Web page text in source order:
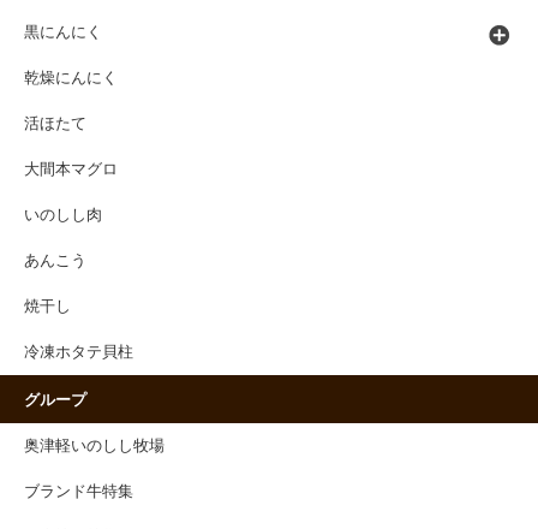
黒にんにく
乾燥にんにく
活ほたて
大間本マグロ
いのしし肉
あんこう
焼干し
冷凍ホタテ貝柱
グループ
奥津軽いのしし牧場
ブランド牛特集